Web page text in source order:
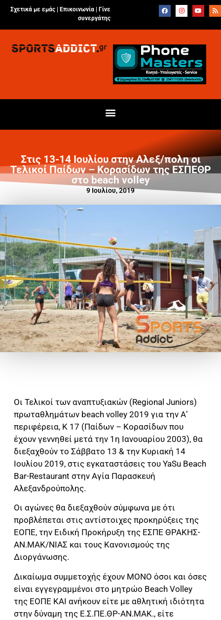
Σχετικά με εμάς | Επικοινωνία
Γίνε
συνεργάτης
Στις 13-14 Ιουλίου στην Αλεξ/πολη οι
Τελικοί Παίδων – Κορασίδων της ΕΣΠΕΘΡ
στο beach volley
9 Ιουλίου, 2019
Οι Τελικοί των αναπτυξιακών (Regional Juniors)
πρωταθλημάτων beach volley 2019 για την Α’
περιφέρεια, Κ 17 (Παίδων – Κορασίδων που
έχουν γεννηθεί μετά την 1η Ιανουαρίου 2003), θα
διεξαχθούν το Σάββατο 13 & την Κυριακή 14
Ιουλίου 2019, στις εγκαταστάσεις του YaSu Beach
Bar-Restaurant στην Αγία Παρασκευή
Αλεξανδρούπολης.
Οι αγώνες θα διεξαχθούν σύμφωνα με ότι
προβλέπεται στις αντίστοιχες προκηρύξεις της
ΕΟΠΕ, την Ειδική Προκήρυξη της ΕΣΠΕ ΘΡΑΚΗΣ-
ΑΝ.ΜΑΚ/ΝΙΑΣ και τους Κανονισμούς της
Διοργάνωσης.
Δικαίωμα συμμετοχής έχουν ΜΟΝΟ όσοι και όσες
είναι εγγεγραμμένοι στο μητρώο Beach Volley
της ΕΟΠΕ ΚΑΙ ανήκουν είτε με αθλητική ιδιότητα
στην δύναμη της Ε.Σ.ΠΕ.ΘΡ-ΑΝ.ΜΑΚ., είτε